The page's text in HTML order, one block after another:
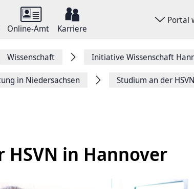
Online-Amt Karriere
Portal
Wissenschaft Initiative Wissenschaft
in Niedersachsen Studium an der
in Hannover